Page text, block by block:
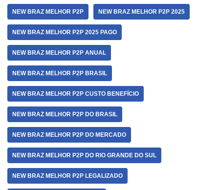
NEW BRAZ MELHOR P2P NEW BRAZ MELHOR P2P 2025
NEW BRAZ MELHOR P2P 2025 PAGO
NEW BRAZ MELHOR P2P ANUAL
NEW BRAZ MELHOR P2P BRASIL
NEW BRAZ MELHOR P2P CUSTO BENEFÍCIO
NEW BRAZ MELHOR P2P DO BRASIL
NEW BRAZ MELHOR P2P DO MERCADO
NEW BRAZ MELHOR P2P DO RIO GRANDE DO SUL
NEW BRAZ MELHOR P2P LEGALIZADO